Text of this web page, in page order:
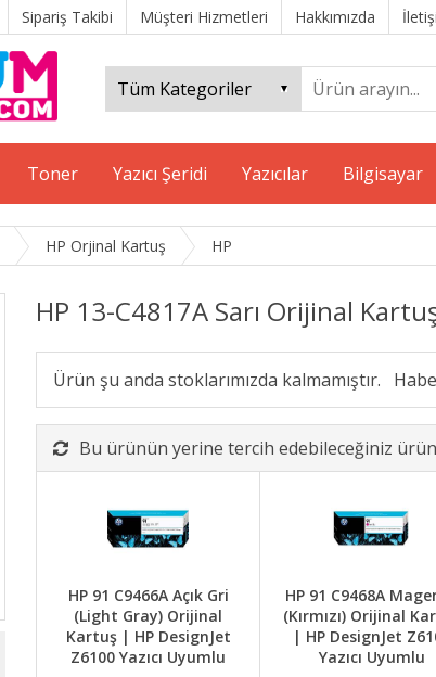
Sipariş Takibi Müşteri Hizmetleri Hakkımızda
Toner Yazıcı Şeridi Yazıcılar Bilgisayar
HP Orjinal Kartuş HP
HP 13-C4817A Sarı Orijinal
Ürün şu anda stoklarımızda kalmamıştır.
Bu ürünün yerine tercih edebileceğiniz
HP 91 C9466A Açık Gri
(Light Gray) Orijinal
Kartuş | HP DesignJet
Z6100 Yazıcı Uyumlu
HP 91 C9468A
(Kırmızı) Orijinal
| HP DesignJet
Yazıcı Uyumlu